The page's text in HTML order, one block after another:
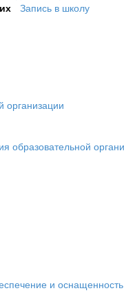
Запись в школу
организации
образовательной
и